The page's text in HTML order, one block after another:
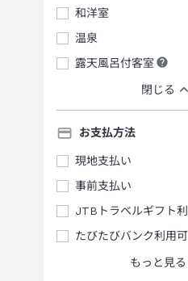
和洋室
温泉
露天風呂付客室
閉じる
お支払方法
現地支払い
事前支払い
JTBトラベルギフト
たびたびバンク利用可
もっと見る